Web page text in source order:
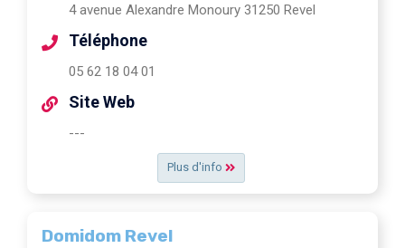
Plus d'info
4 avenue Alexandre Monoury 31250 Revel
Téléphone
05 62 18 04 01
Site Web
---
Domidom Revel